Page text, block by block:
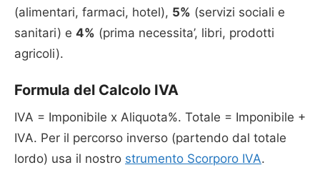
(alimentari, farmaci, hotel), 5% (servizi sociali e
sanitari) e 4% (prima necessita’, libri, prodotti
agricoli).
Formula del Calcolo IVA
IVA = Imponibile x Aliquota%. Totale = Imponibile +
IVA. Per il percorso inverso (partendo dal totale
lordo) usa il nostro strumento Scorporo IVA.